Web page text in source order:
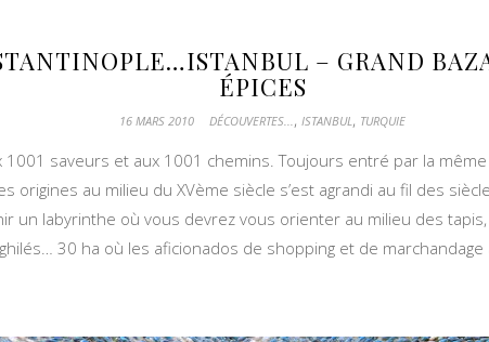
– GRAND
ÉPICES
16 MARS 2010 DÉCOUVERTES..., ISTANBUL, TURQUIE
1001 saveurs et aux 1001 chemins. Toujours entré par la
origines au milieu du XVème siècle s’est agrandi au fil des
un labyrinthe où vous devrez vous orienter au milieu des
30 ha où les aficionados de shopping et de